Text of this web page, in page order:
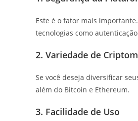
Este é o fator mais
tecnologias como
2. Variedade de
Se você deseja diversificar
além do Bitcoin e Ethereum.
3. Facilidade de Uso